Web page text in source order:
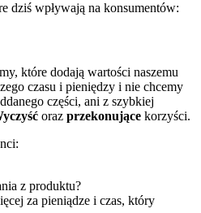
dziś wpływają na konsumentów:
które dodają wartości naszemu
czasu i pieniędzy i nie chcemy
części, ani z szybkiej
oraz przekonujące korzyści.
z produktu?
za pieniądze i czas, który